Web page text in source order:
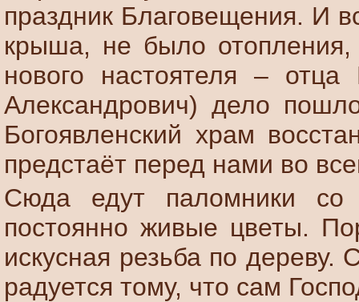
праздник Благовещения. И
крыша, не было
нового настоятеля – отца
Александрович) дело
Богоявленский храм
предстаёт перед нами во
Сюда едут паломники
постоянно живые цветы.
искусная резьба по
радуется тому, что сам